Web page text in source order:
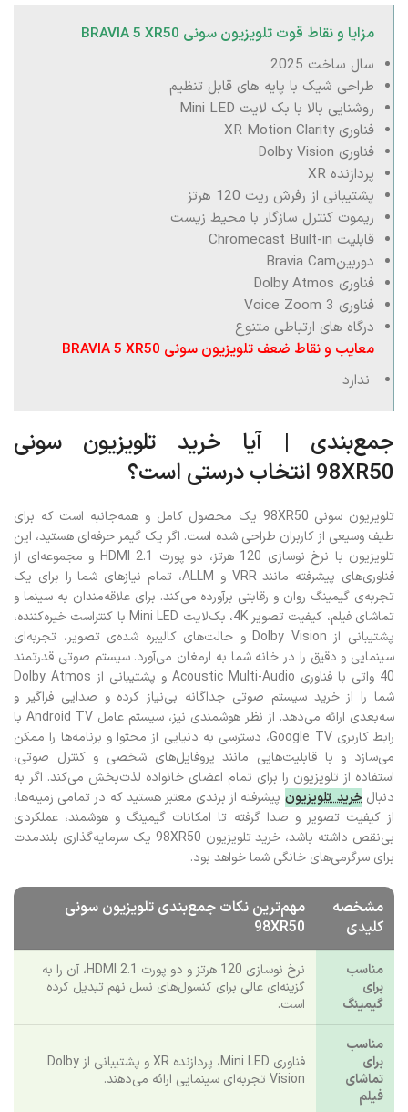
مزایا و نقاط قوت تلویزیون سونی BRAVIA 5 XR50
سال ساخت 2025
طراحی شیک با پایه های قابل تنظیم
روشنایی بالا با بک لایت Mini LED
فناوری XR Motion Clarity
فناوری Dolby Vision
پردازنده XR
پشتیبانی از رفرش ریت 120 هرتز
ریموت کنترل سازگار با محیط زیست
قابلیت Chromecast Built-in
دوربینBravia Cam
فناوری Dolby Atmos
فناوری Voice Zoom 3
درگاه های ارتباطی متنوع
معایب و نقاط ضعف تلویزیون سونی BRAVIA 5 XR50
ندارد
جمع‌بندی | آیا خرید تلویزیون سونی
98XR50 انتخاب درستی است؟
تلویزیون سونی 98XR50 یک محصول کامل و همه‌جانبه است که برای
طیف وسیعی از کاربران طراحی شده است. اگر یک گیمر حرفه‌ای هستید، این
تلویزیون با نرخ نوسازی 120 هرتز، دو پورت HDMI 2.1 و مجموعه‌ای از
فناوری‌های پیشرفته مانند VRR و ALLM، تمام نیازهای شما را برای یک
تجربه‌ی گیمینگ روان و رقابتی برآورده می‌کند. برای علاقه‌مندان به سینما و
تماشای فیلم، کیفیت تصویر 4K، بک‌لایت Mini LED با کنتراست خیره‌کننده،
پشتیبانی از Dolby Vision و حالت‌های کالیبره شده‌ی تصویر، تجربه‌ای
سینمایی و دقیق را در خانه شما به ارمغان می‌آورد. سیستم صوتی قدرتمند
40 واتی با فناوری Acoustic Multi-Audio و پشتیبانی از Dolby Atmos
شما را از خرید سیستم صوتی جداگانه بی‌نیاز کرده و صدایی فراگیر و
سه‌بعدی ارائه می‌دهد. از نظر هوشمندی نیز، سیستم عامل Android TV با
رابط کاربری Google TV، دسترسی به دنیایی از محتوا و برنامه‌ها را ممکن
می‌سازد و با قابلیت‌هایی مانند پروفایل‌های شخصی و کنترل صوتی،
استفاده از تلویزیون را برای تمام اعضای خانواده لذت‌بخش می‌کند. اگر به
دنبالخرید تلویزیون پیشرفته از برندی معتبر هستید که در تمامی زمینه‌ها،
از کیفیت تصویر و صدا گرفته تا امکانات گیمینگ و هوشمند، عملکردی
بی‌نقص داشته باشد، خرید تلویزیون 98XR50 یک سرمایه‌گذاری بلندمدت
برای سرگرمی‌های خانگی شما خواهد بود.
مشخصه
کلیدی
مهم‌ترین نکات جمع‌بندی تلویزیون سونی
98XR50
مناسب
برای
گیمینگ
نرخ نوسازی 120 هرتز و دو پورت HDMI 2.1، آن را به
گزینه‌ای عالی برای کنسول‌های نسل نهم تبدیل کرده
است.
مناسب
برای
تماشای
فیلم
فناوری Mini LED، پردازنده XR و پشتیبانی از Dolby
Vision تجربه‌ای سینمایی ارائه می‌دهند.